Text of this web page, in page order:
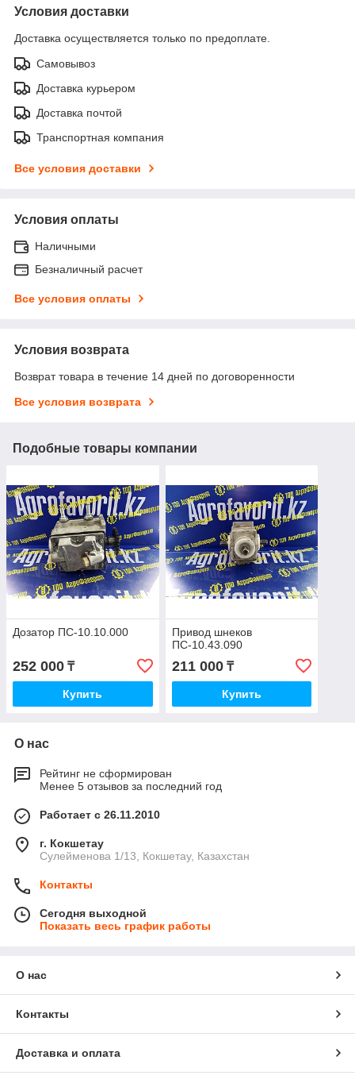
Условия доставки
Доставка осуществляется только по предоплате.
Самовывоз
Доставка курьером
Доставка почтой
Транспортная компания
Все условия доставки
Условия оплаты
Наличными
Безналичный расчет
Все условия оплаты
Условия возврата
Возврат товара в течение 14 дней по договоренности
Все условия возврата
Подобные товары компании
Дозатор ПС-10.10.000
252 000 ₸
Купить
Привод шнеков
ПС-10.43.090
211 000₸
Купить
О нас
Рейтинг не сформирован
Менее 5 отзывов за последний год
Работает с 26.11.2010
г. Кокшетау
Сулейменова 1/13, Кокшетау, Казахстан
Контакты
Сегодня выходной
Показать весь график работы
О нас
Контакты
Доставка и оплата